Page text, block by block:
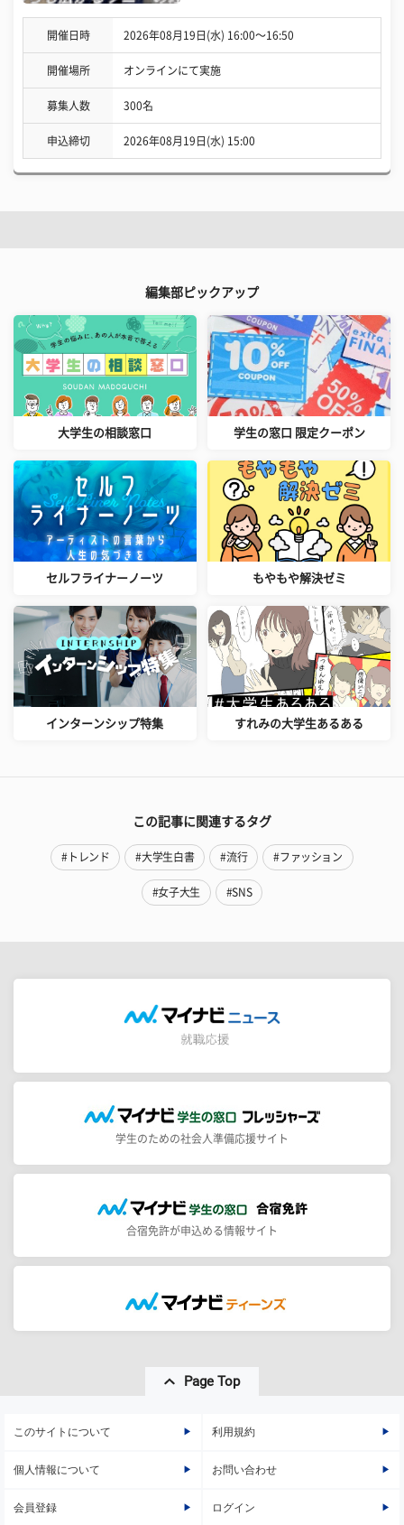
開催日時 2026年08月19日(水) 16:00〜16:50
開催場所 オンラインにて実施
募集人数 300名
申込締切 2026年08月19日(水) 15:00
編集部ピックアップ
大学生の相談窓口 学生の窓口 限定クーポン
セルフライナーノーツ もやもや解決ゼミ
インターンシップ特集 すれみの大学生あるある
この記事に関連するタグ
#トレンド #大学生白書 #流行 #ファッション
#女子大生 #SNS
学生のための社会人準備応援サイト
合宿免許が申込める情報サイト
Page Top
このサイトについて 利用規約
個人情報について お問い合わせ
会員登録 ログイン